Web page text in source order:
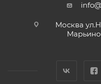
Москва